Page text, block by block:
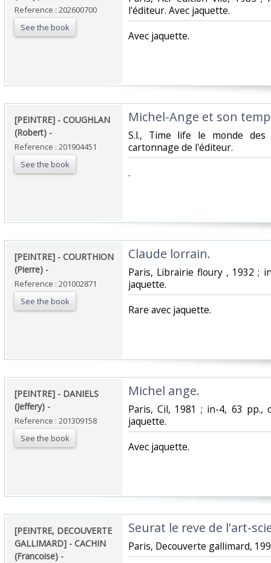
Reference : 202600700
See the book
l'éditeur. Avec jaquette.‎
‎Avec jaquette.‎
‎[PEINTRE] - COUGHLAN
(Robert) - ‎
Reference : 201904451
See the book
‎Michel-Ange et son
‎S.l., Time life le monde
cartonnage de l'éditeur.‎
‎.‎
‎[PEINTRE] - COURTHION
(Pierre) - ‎
Reference : 201002871
See the book
‎Claude lorrain. ‎
‎Paris, Librairie floury , 1932 ;
jaquette.‎
‎Rare avec jaquette.‎
‎[PEINTRE] - DANIELS
(Jeffery) - ‎
Reference : 201309158
See the book
‎Michel ange. ‎
‎Paris, Cil, 1981 ; in-4, 63 pp.,
jaquette.‎
‎Avec jaquette.‎
‎[PEINTRE, DECOUVERTE
GALLIMARD] - CACHIN
(Francoise) - ‎
‎Seurat le reve de l'art-
‎Paris, Decouverte gallimard,